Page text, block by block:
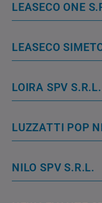
LEASECO ONE
LEASECO
LOIRA SPV S.R.L.
LUZZATTI POP
NILO SPV S.R.L.